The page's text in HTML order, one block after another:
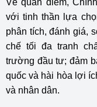
Về quan điểm,
với tinh thần lựa
phân tích, đánh giá,
chế tối đa tranh
trường đầu tư; đảm
quốc và hài hòa lợi
và nhân dân.